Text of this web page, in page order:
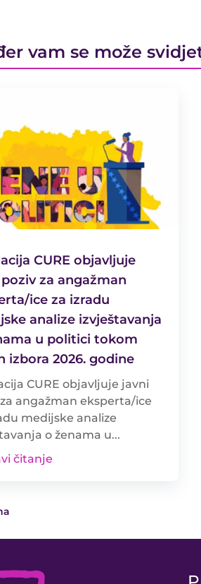
vam se može
CURE objavljuje
za angažman
ice za izradu
analize izvještavanja
u politici tokom
izbora 2026. godine
CURE objavljuje javni
angažman eksperta/ice
medijske analize
o ženama u...
čitanje